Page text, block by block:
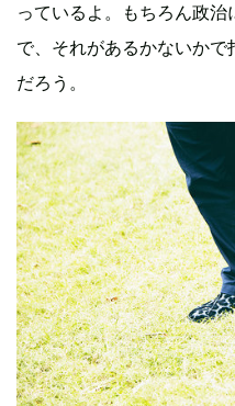
っているよ。もちろん政
で、それがあるかないか
だろう。